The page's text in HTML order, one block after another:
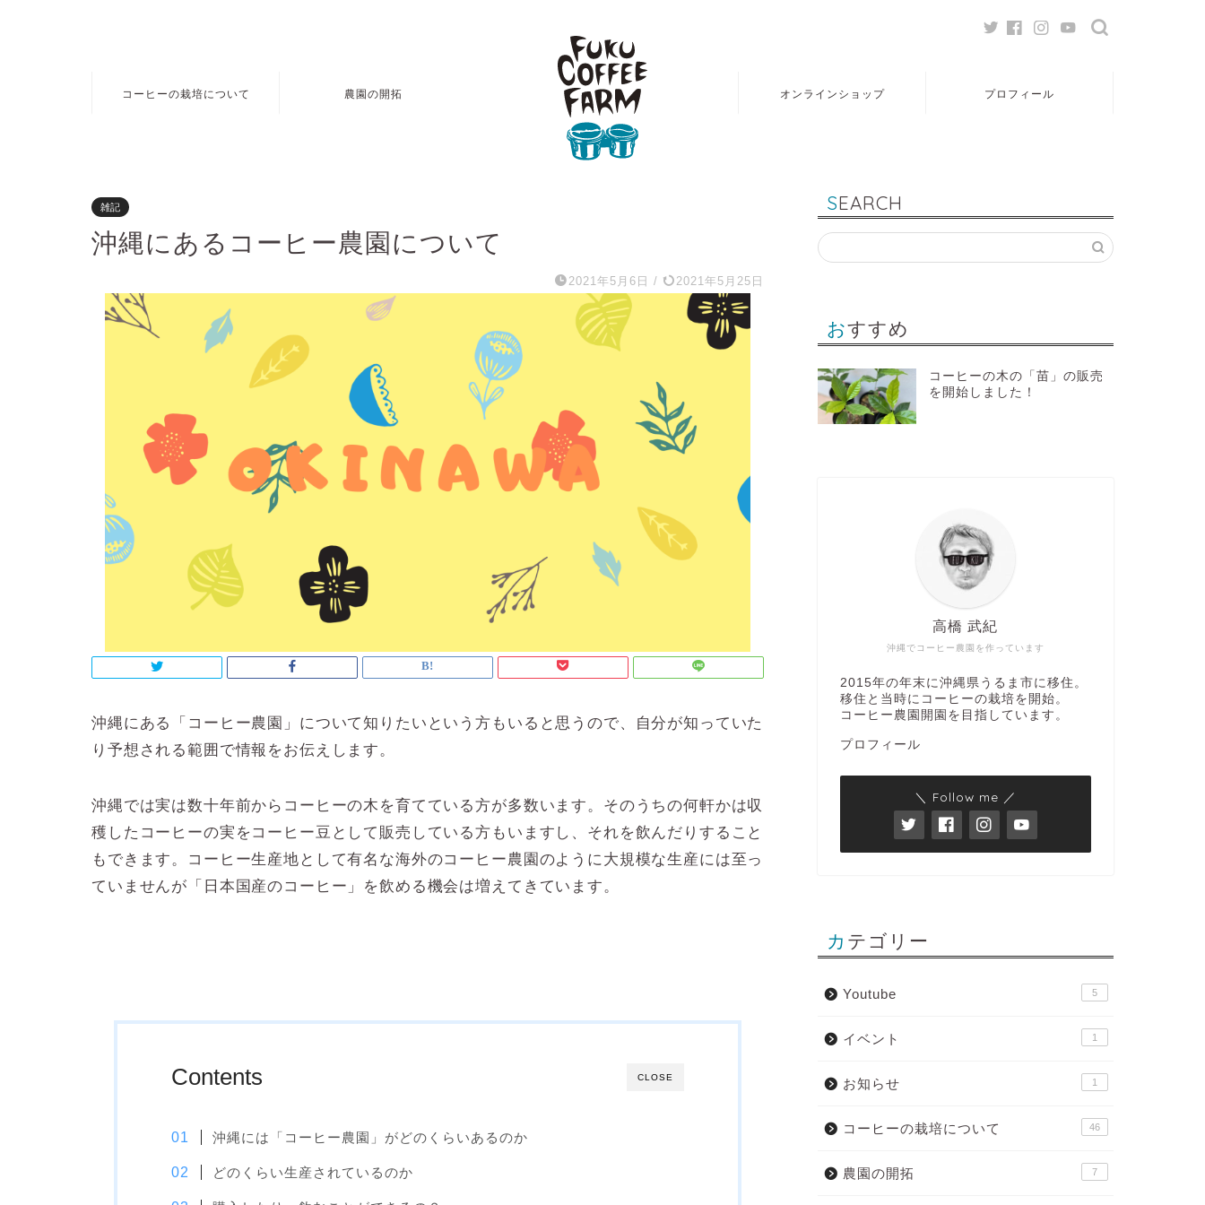
コーヒーの栽培について 農園の開拓 オンラインショップ プロフィール
雑記
沖縄にあるコーヒー農園について
2021年5月6日 / 2021年5月25日
沖縄にある「コーヒー農園」について知りたいという方もいると思うので、自分が知っていた
り予想される範囲で情報をお伝えします。
沖縄では実は数十年前からコーヒーの木を育てている方が多数います。そのうちの何軒かは収
穫したコーヒーの実をコーヒー豆として販売している方もいますし、それを飲んだりすること
もできます。コーヒー生産地として有名な海外のコーヒー農園のように大規模な生産には至っ
ていませんが「日本国産のコーヒー」を飲める機会は増えてきています。
CLOSE
Contents
沖縄には「コーヒー農園」がどのくらいあるのか
どのくらい生産されているのか
SEARCH
おすすめ
コーヒーの木の「苗」の販売
を開始しました！
沖縄でコーヒー農園を作っています
高橋 武紀
2015年の年末に沖縄県うるま市に移住。
移住と当時にコーヒーの栽培を開始。
コーヒー農園開園を目指しています。
プロフィール
＼ Follow me ／
カテゴリー
Youtube 5
イベント 1
お知らせ 1
コーヒーの栽培について 46
農園の開拓 7